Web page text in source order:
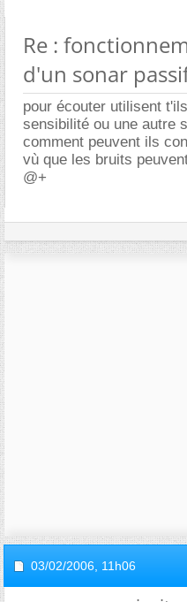
Re :
d'un sonar
pour écouter utilisent
sensibilité ou une autre
comment peuvent ils
vù que les bruits
@+
03/02/2006, 11h06